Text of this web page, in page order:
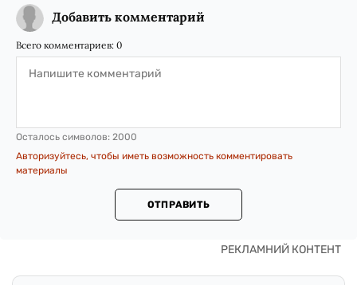
Добавить комментарий
Всего комментариев: 0
Осталось символов: 2000
Авторизуйтесь, чтобы иметь возможность комментировать
материалы
ОТПРАВИТЬ